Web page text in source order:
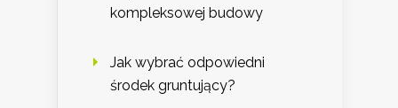
kompleksowej budowy
Jak wybrać odpowiedni
środek gruntujący?